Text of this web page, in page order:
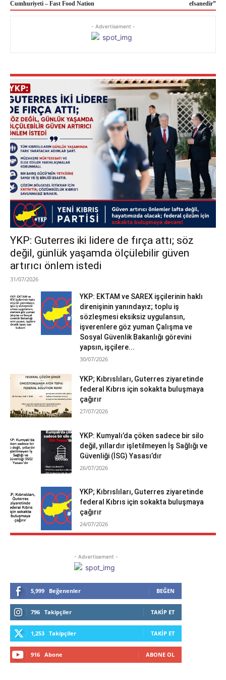
Cumhuriyeti – Fast Food Nation efsanedir”
- Advertisement -
YKP: Guterres iki lidere de fırça attı; söz
değil, günlük yaşamda ölçülebilir güven
artırıcı önlem istedi
31/07/2026
YKP: EKTAM ve SAREX işçilerinin haklı
direnişinin yanındayız; toplu iş
sözleşmesi eksiksiz uygulansın,
işverenlere göz yuman Çalışma ve
Sosyal Güvenlik Bakanlığı görevini
yapsın, işçilere...
30/07/2026
YKP; Kıbrıslıları, Guterres ziyaretinde
federal Kıbrıs için sokakta buluşmaya
çağırır
27/07/2026
YKP: Kumyalı’da çöken sadece bir silo
değil, yıllardır işletilmeyen İş Sağlığı ve
Güvenliği (İSG) Yasası’dır
26/07/2026
YKP; Kıbrıslıları, Guterres ziyaretinde
federal Kıbrıs için sokakta buluşmaya
çağırır
24/07/2026
- Advertisement -
5,999 Beğenenler BEĞEN
796 Takipçiler TAKIP ET
1,253 Takipçiler TAKIP ET
916 Abone ABONE OL